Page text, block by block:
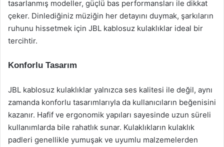
tasarlanmış modeller, güçlü bas performansları ile dikkat
çeker. Dinlediğiniz müziğin her detayını duymak, şarkıların
ruhunu hissetmek için JBL kablosuz kulaklıklar ideal bir
tercihtir.
Konforlu Tasarım
JBL kablosuz kulaklıklar yalnızca ses kalitesi ile değil, aynı
zamanda konforlu tasarımlarıyla da kullanıcıların beğenisini
kazanır. Hafif ve ergonomik yapıları sayesinde uzun süreli
kullanımlarda bile rahatlık sunar. Kulaklıkların kulaklık
padleri genellikle yumuşak ve uyumlu malzemelerden